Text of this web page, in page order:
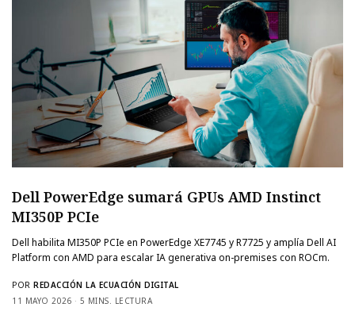
Dell PowerEdge sumará GPUs AMD Instinct
MI350P PCIe
Dell habilita MI350P PCIe en PowerEdge XE7745 y R7725 y amplía Dell AI
Platform con AMD para escalar IA generativa on-premises con ROCm.
POR REDACCIÓN LA ECUACIÓN DIGITAL
11 MAYO 2026
5 MINS. LECTURA